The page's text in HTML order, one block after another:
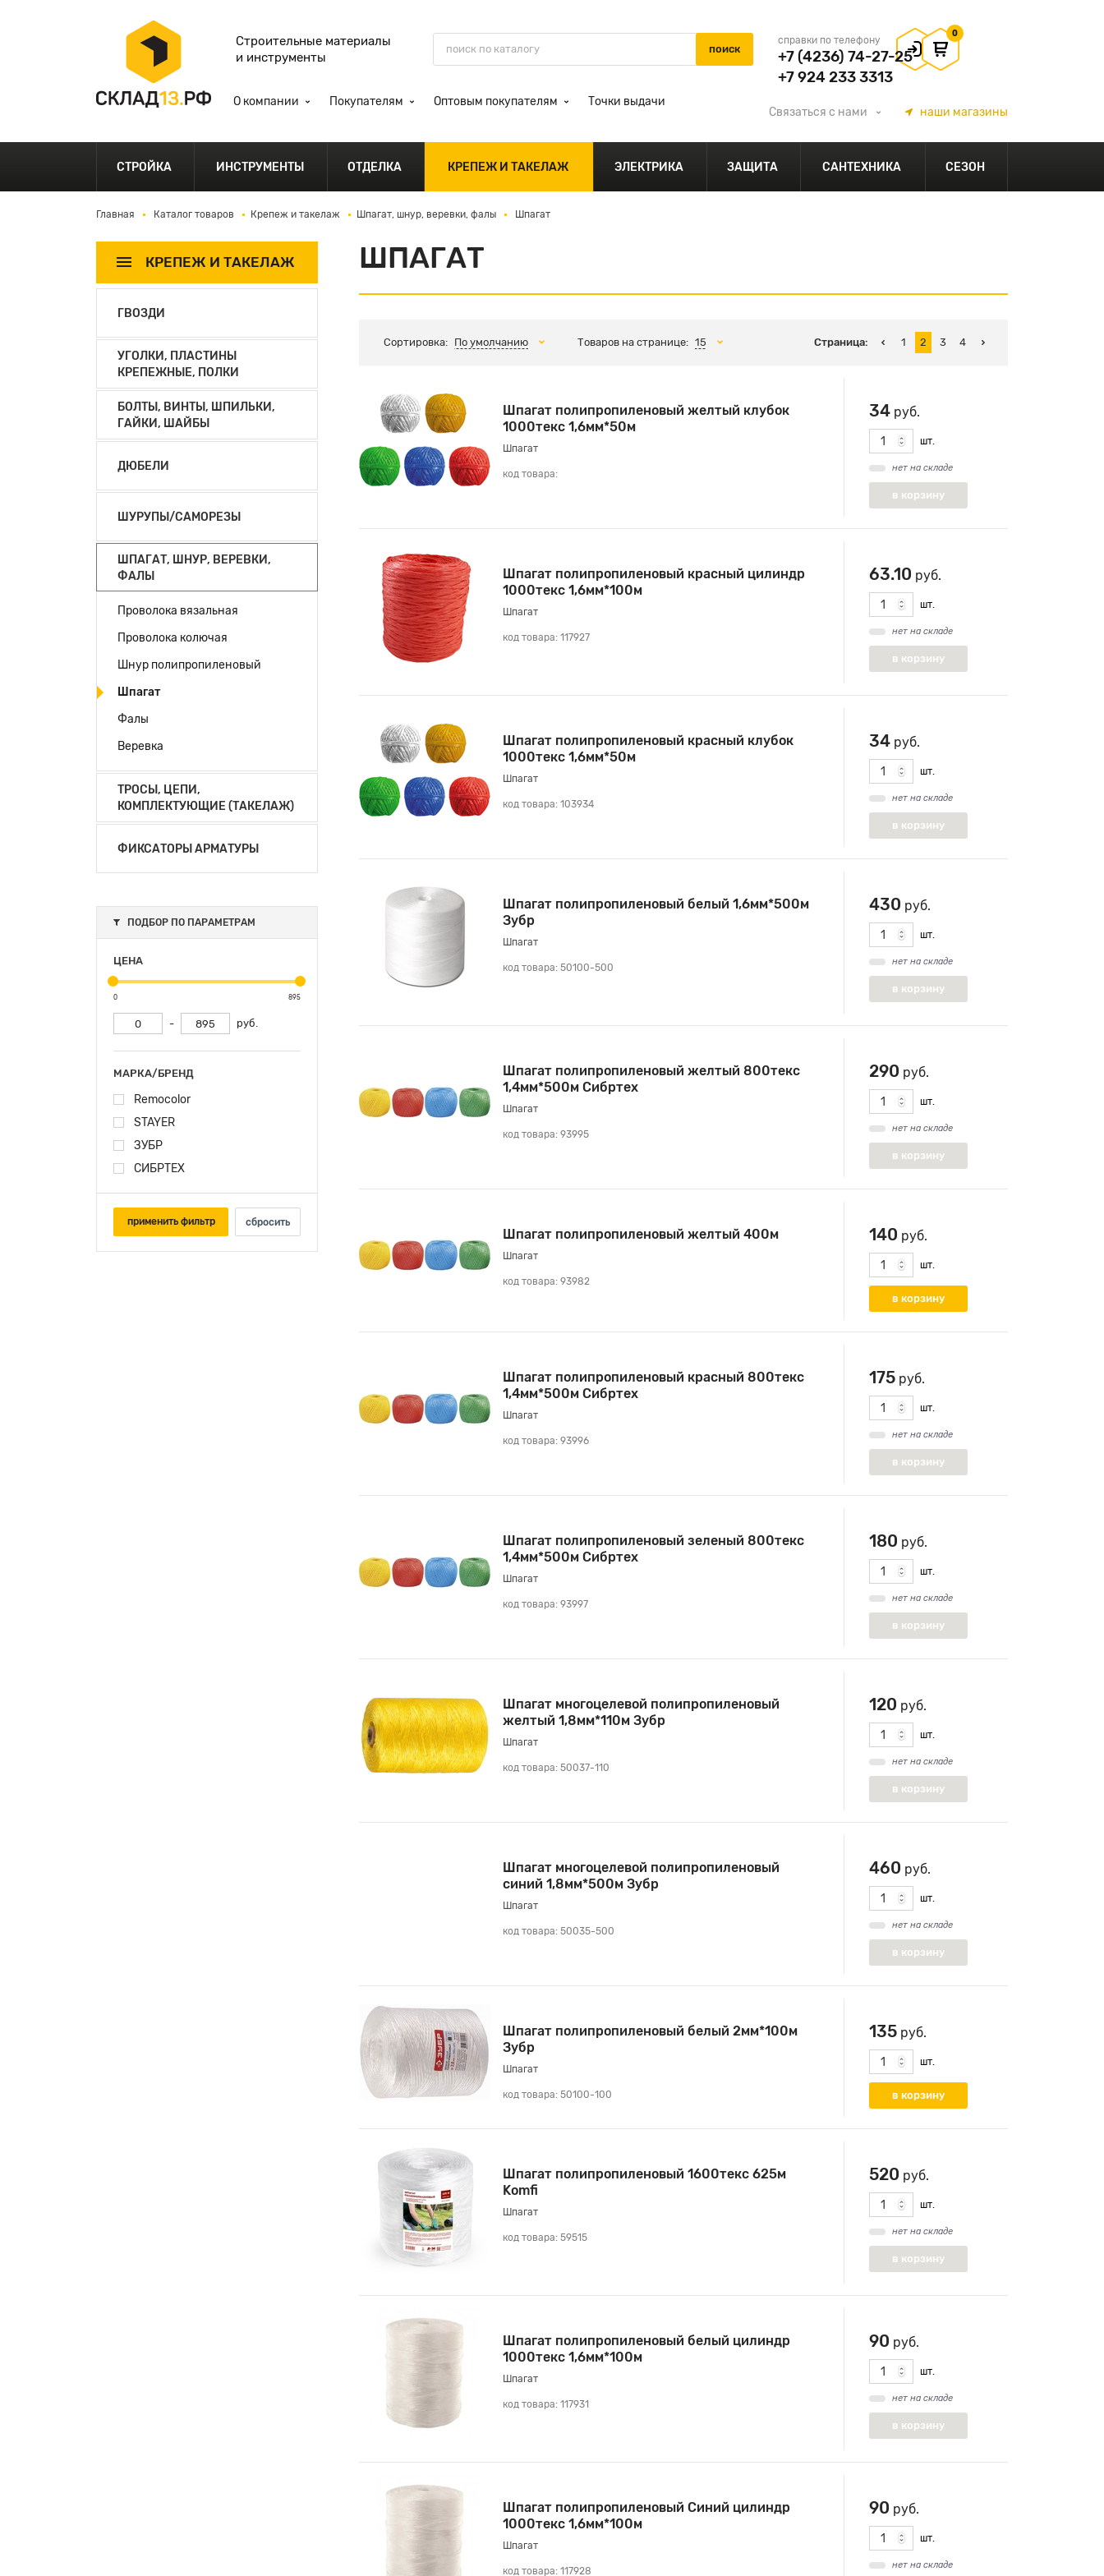
Строительные материалы
и инструменты
справки по телефону
+7 (4236) 74-27-25
+7 924 233 3313
0
О компании Покупателям Оптовым покупателям Точки выдачи
Связаться с нами наши магазины
СТРОЙКА ИНСТРУМЕНТЫ ОТДЕЛКА КРЕПЕЖ И ТАКЕЛАЖ ЭЛЕКТРИКА ЗАЩИТА САНТЕХНИКА СЕЗОН
Главная Каталог товаров Крепеж и такелаж Шпагат, шнур, веревки, фалы Шпагат
КРЕПЕЖ И ТАКЕЛАЖ
ГВОЗДИ
УГОЛКИ, ПЛАСТИНЫ
КРЕПЕЖНЫЕ, ПОЛКИ
БОЛТЫ, ВИНТЫ, ШПИЛЬКИ,
ГАЙКИ, ШАЙБЫ
ДЮБЕЛИ
ШУРУПЫ/САМОРЕЗЫ
ШПАГАТ, ШНУР, ВЕРЕВКИ,
ФАЛЫ
Проволока вязальная
Проволока колючая
Шнур полипропиленовый
Шпагат
Фалы
Веревка
ТРОСЫ, ЦЕПИ,
КОМПЛЕКТУЮЩИЕ (ТАКЕЛАЖ)
ФИКСАТОРЫ АРМАТУРЫ
ПОДБОР ПО ПАРАМЕТРАМ
ЦЕНА
0 895
- руб.
МАРКА/БРЕНД
Remocolor
STAYER
ЗУБР
СИБРТЕХ
ШПАГАТ
Сортировка: По умолчанию Товаров на странице: 15 Страница: 1 2 3 4
Шпагат полипропиленовый желтый клубок
1000текс 1,6мм*50м
Шпагат
код товара:
34 руб.
шт.
нет на складе
Шпагат полипропиленовый красный цилиндр
1000текс 1,6мм*100м
Шпагат
код товара: 117927
63.10 руб.
шт.
нет на складе
Шпагат полипропиленовый красный клубок
1000текс 1,6мм*50м
Шпагат
код товара: 103934
34 руб.
шт.
нет на складе
Шпагат полипропиленовый белый 1,6мм*500м
Зубр
Шпагат
код товара: 50100-500
430 руб.
шт.
нет на складе
Шпагат полипропиленовый желтый 800текс
1,4мм*500м Сибртех
Шпагат
код товара: 93995
290 руб.
шт.
нет на складе
Шпагат полипропиленовый желтый 400м
Шпагат
код товара: 93982
140 руб.
шт.
Шпагат полипропиленовый красный 800текс
1,4мм*500м Сибртех
Шпагат
код товара: 93996
175 руб.
шт.
нет на складе
Шпагат полипропиленовый зеленый 800текс
1,4мм*500м Сибртех
Шпагат
код товара: 93997
180 руб.
шт.
нет на складе
Шпагат многоцелевой полипропиленовый
желтый 1,8мм*110м Зубр
Шпагат
код товара: 50037-110
120 руб.
шт.
нет на складе
Шпагат многоцелевой полипропиленовый
синий 1,8мм*500м Зубр
Шпагат
код товара: 50035-500
460 руб.
шт.
нет на складе
Шпагат полипропиленовый белый 2мм*100м
Зубр
Шпагат
код товара: 50100-100
135 руб.
шт.
Шпагат полипропиленовый 1600текс 625м
Komfi
Шпагат
код товара: 59515
520 руб.
шт.
нет на складе
Шпагат полипропиленовый белый цилиндр
1000текс 1,6мм*100м
Шпагат
код товара: 117931
90 руб.
шт.
нет на складе
Шпагат полипропиленовый Синий цилиндр
1000текс 1,6мм*100м
Шпагат
код товара: 117928
90 руб.
шт.
нет на складе